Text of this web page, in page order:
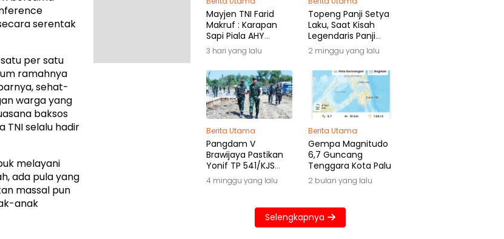
serentak
per satu
ramahnya
sehat-
warga yang
baksos
TNI selalu hadir
melayani
ada pula yang
massal pun
anak
Mayjen TNI Farid
Makruf : Karapan
Sapi Piala AHY
Menjaga Warisan
Madura
3 hari yang lalu
Topeng Panji Setya
Laku, Saat Kisah
Legendaris Panji
Kembali Menyapa
Malang
2 minggu yang lalu
Berita Utama
Pangdam V
Brawijaya Pastikan
Yonif TP 541/KJS
Tepat Waktu
4 minggu yang lalu
Berita Utama
Gempa Magnitudo
6,7 Guncang
Tenggara Kota Palu
2 bulan yang lalu
Selengkapnya